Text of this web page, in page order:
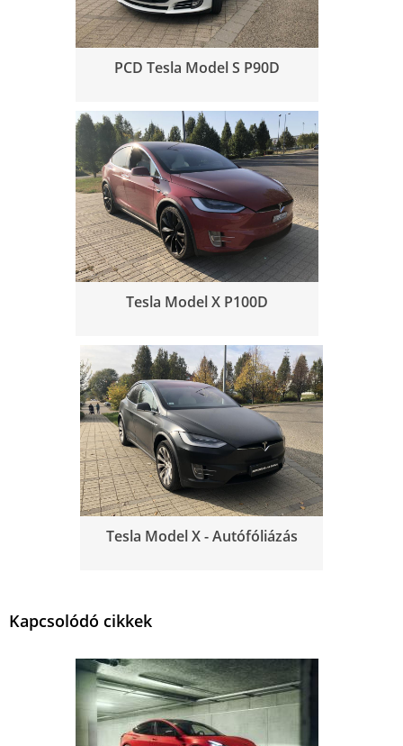
PCD Tesla Model S P90D
Tesla Model X P100D
Tesla Model X - Autófóliázás
Kapcsolódó cikkek